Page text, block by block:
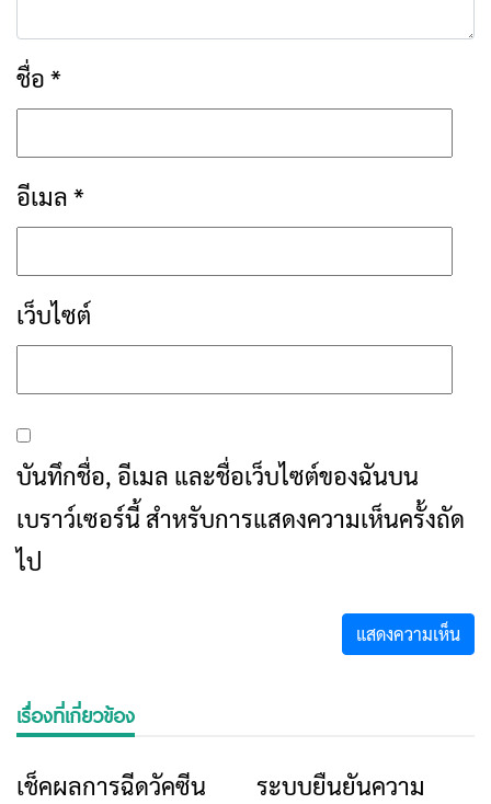
ชื่อ *
อีเมล *
เว็บไซต์
บันทึกชื่อ, อีเมล และชื่อเว็บไซต์ของฉันบน
เบราว์เซอร์นี้ สำหรับการแสดงความเห็นครั้งถัด
ไป
เรื่องที่เกี่ยวข้อง
ข่าวเชียงราย
เช็คผลการฉีดวัคซีน
ข่าวเชียงราย
ระบบยืนยันความ